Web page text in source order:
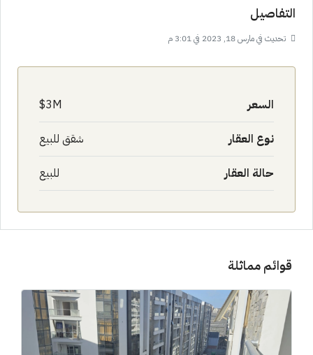
التفاصيل
تحديث في مارس 18, 2023 في 3:01 م
السعر 3M$
نوع العقار شقق للبيع
حالة العقار للبيع
قوائم مماثلة